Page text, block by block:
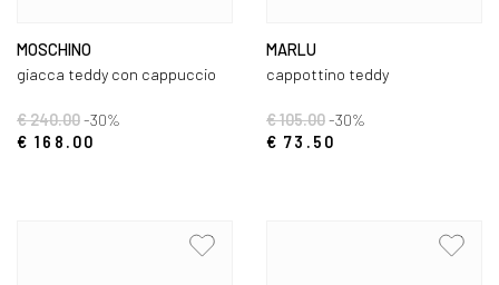
MOSCHINO
giacca teddy con cappuccio
€ 240.00-30%
€ 168.00
MARLU
cappottino teddy
€ 105.00-30%
€ 73.50